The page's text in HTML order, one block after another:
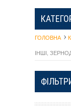
ГОЛОВНА
ІНШІ,